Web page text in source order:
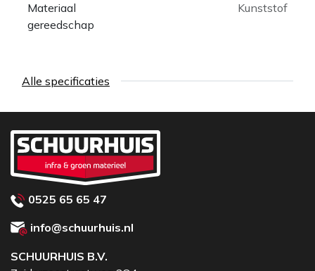
Materiaal
gereedschap
Kunststof
Alle specificaties
0525 65 65 47
info@schuurhuis.nl
SCHUURHUIS B.V.